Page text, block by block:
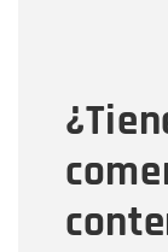
Tipo de
Mensaje